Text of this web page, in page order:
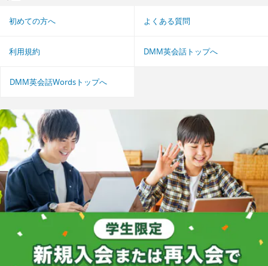
初めての方へ よくある質問
利用規約 DMM英会話トップへ
DMM英会話Wordsトップへ